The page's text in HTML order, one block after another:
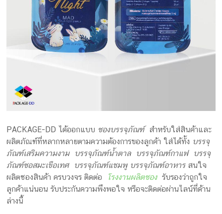
PACKAGE-DD ได้ออกแบบ ซองบรรจุภัณฑ์สำหรับใส่สินค้าและ
ผลิตภัณฑ์ที่หลากหลายตามความต้องการของลูกค้า ใส่ได้ทั้ง บรรจุ
ภัณฑ์เสริมความงาม บรรจุภัณฑ์น้ำตาล บรรจุภัณฑ์กาแฟ บรรจุ
ภัณฑ์ซอสมะเขือเทศ บรรจุภัณฑ์แชมพู บรรจุภัณฑ์อาหารสนใจ
ผลิตซองสินค้า ครบวงจร ติดต่อ
โรงงานผลิตซอง รับรองว่าถูกใจ
ลูกค้าแน่นอน รับประกันความพึงพอใจ หรือจะติดต่อผ่านไลน์ที่ด้าน
ล่างนี้